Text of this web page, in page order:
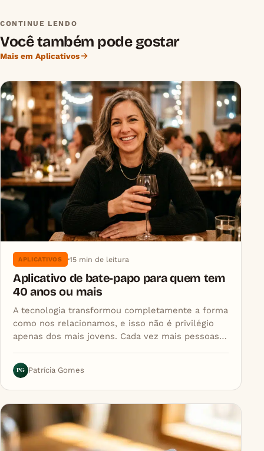
CONTINUE LENDO
Você também pode gostar
Mais em Aplicativos
APLICATIVOS 15 min de leitura
Aplicativo de bate-papo para quem tem
40 anos ou mais
A tecnologia transformou completamente a forma
como nos relacionamos, e isso não é privilégio
apenas dos mais jovens. Cada vez mais pessoas…
PG Patrícia Gomes